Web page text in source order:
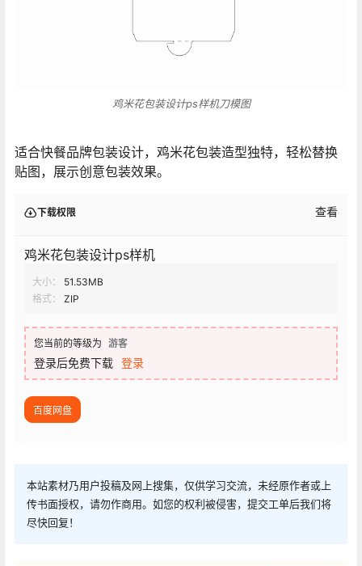
鸡米花包装设计ps样机刀模图
适合快餐品牌包装设计，鸡米花包装造型独特，轻松替换
贴图，展示创意包装效果。
下载权限 查看
鸡米花包装设计ps样机
大小：
51.53MB
格式：
ZIP
您当前的等级为 游客
登录后免费下载 登录
百度网盘
本站素材乃用户投稿及网上搜集，仅供学习交流，未经原作者或上
传书面授权，请勿作商用。如您的权利被侵害，提交工单后我们将
尽快回复！